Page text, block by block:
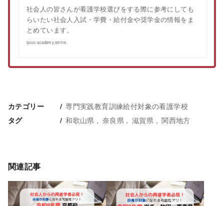
社会人の皆さんが看護学校選びをする際に参考にしても
らいたい社会人入試・学費・給付金や奨学金の情報をま
とめています。
iplus-academy.online
カテゴリー 専門実践教育訓練給付対象の看護学校
タグ 和歌山県 奈良県 滋賀県 関西地方
関連記事